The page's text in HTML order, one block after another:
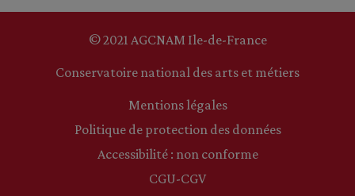
© 2021 AGCNAM Ile-de-France
Conservatoire national des arts et métiers
Mentions légales
Politique de protection des données
Accessibilité : non conforme
CGU-CGV